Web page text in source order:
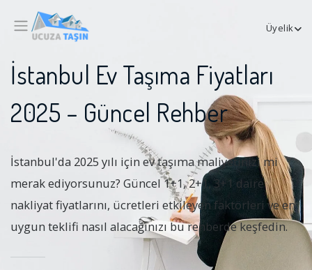
Üyelik
İstanbul Ev Taşıma Fiyatları
2025 – Güncel Rehber
İstanbul'da 2025 yılı için ev taşıma maliyetinizi mi
merak ediyorsunuz? Güncel 1+1, 2+1, 3+1 daire
nakliyat fiyatlarını, ücretleri etkileyen faktörleri ve en
uygun teklifi nasıl alacağınızı bu rehberde keşfedin.